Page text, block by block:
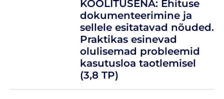
KOOLITUSENA: Ehituse
dokumenteerimine ja
sellele esitatavad nõuded.
Praktikas esinevad
olulisemad probleemid
kasutusloa taotlemisel
(3,8 TP)